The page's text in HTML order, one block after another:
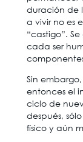
duración de
a vivir no es
“castigo”.
cada ser
Sin
entonces el
ciclo de
después,
físico y aún